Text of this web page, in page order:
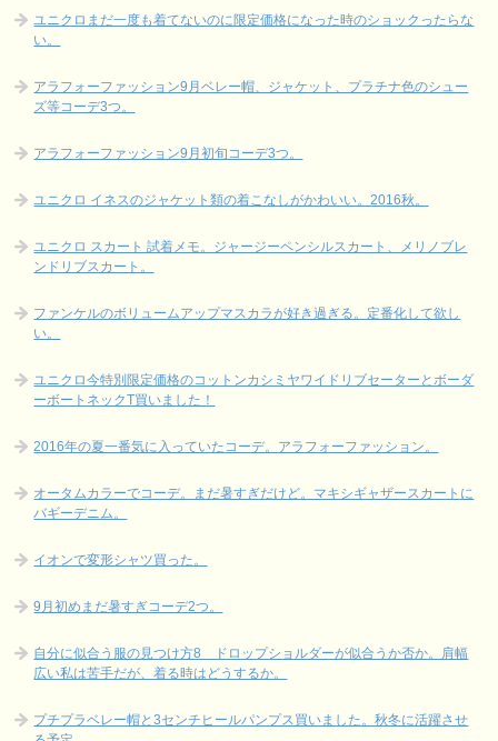
ユニクロまだ一度も着てないのに限定価格になった時のショックったらな
い。
アラフォーファッション9月ベレー帽、ジャケット、プラチナ色のシュー
ズ等コーデ3つ。
アラフォーファッション9月初旬コーデ3つ。
ユニクロ イネスのジャケット類の着こなしがかわいい。2016秋。
ユニクロ スカート 試着メモ。ジャージーペンシルスカート、メリノブレ
ンドリブスカート。
ファンケルのボリュームアップマスカラが好き過ぎる。定番化して欲し
い。
ユニクロ今特別限定価格のコットンカシミヤワイドリブセーターとボーダ
ーボートネックT買いました！
2016年の夏一番気に入っていたコーデ。アラフォーファッション。
オータムカラーでコーデ。まだ暑すぎだけど。マキシギャザースカートに
バギーデニム。
イオンで変形シャツ買った。
9月初めまだ暑すぎコーデ2つ。
自分に似合う服の見つけ方8 ドロップショルダーが似合うか否か。肩幅
広い私は苦手だが、着る時はどうするか。
プチプラベレー帽と3センチヒールパンプス買いました。秋冬に活躍させ